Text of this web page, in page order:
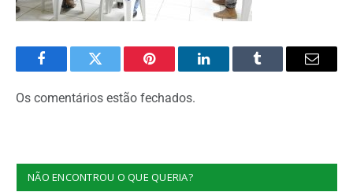
FacebookTwitter Pinterest O
Tumblr
E-
Os comentários estão fechados.
NÃO ENCONTROU O QUE QUERIA?